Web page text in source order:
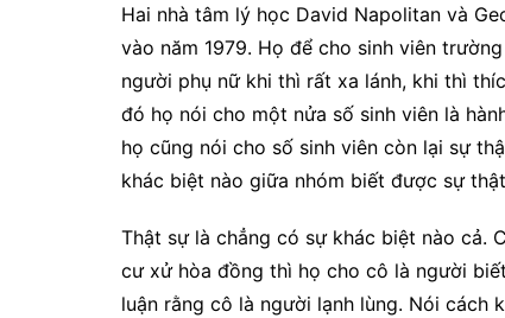
Hai nhà tâm lý học David Napolitan và
vào năm 1979. Họ để cho sinh viên
người phụ nữ khi thì rất xa lánh, khi thì
đó họ nói cho một nửa số sinh viên là
họ cũng nói cho số sinh viên còn lại sự
khác biệt nào giữa nhóm biết được sự
Thật sự là chẳng có sự khác biệt nào cả.
cư xử hòa đồng thì họ cho cô là người
luận rằng cô là người lạnh lùng. Nói cách